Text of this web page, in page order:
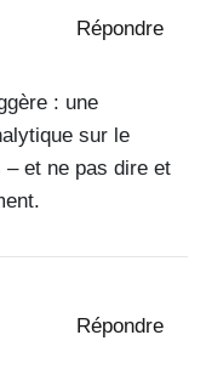
Répondre
: une
sur le
et ne pas dire et
Répondre